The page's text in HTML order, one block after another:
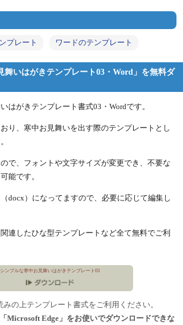
プレート ワードのテンプレート
舞いはがきテンプレート03・Word」を無料ダ
はがきテンプレート書式03・Wordです。
り、寒中お見舞いを出す際のテンプレートとし
で、フォントや文字サイズが変更でき、不要な
能です。
docx）になってますので、必要に応じて編集し
連したひな型テンプレートなど全て無料でご利
シンプルな寒中お見舞いはがきテンプレート03
みの上テンプレート書式をご利用ください。
Microsoft Edge」をお使いでダウンロードできな